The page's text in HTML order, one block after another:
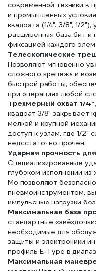
современной техники в
и промышленных
квадрата (1/4", 3/8", 1/
расширенная база бит и
фиксацией каждого
Телескопические
Позволяют мгновенно
сложного крепежа и
быстрой работы,
при операциях любой
Трёхмерный охват 1/
квадрат 3/8" закрывает
мелкой и крупной
доступ к узлам, где 1/2"
недостаточно прочен.
Ударная прочность
Специализированные
глубоком исполнении
Mo позволяют
пневмоинструментом,
импульсные нагрузки
Максимальная база
стандартные
необходимые для
защиты и электроники
профиль E-Type в
Максимальная